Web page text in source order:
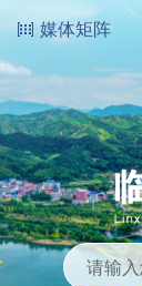
媒体矩阵